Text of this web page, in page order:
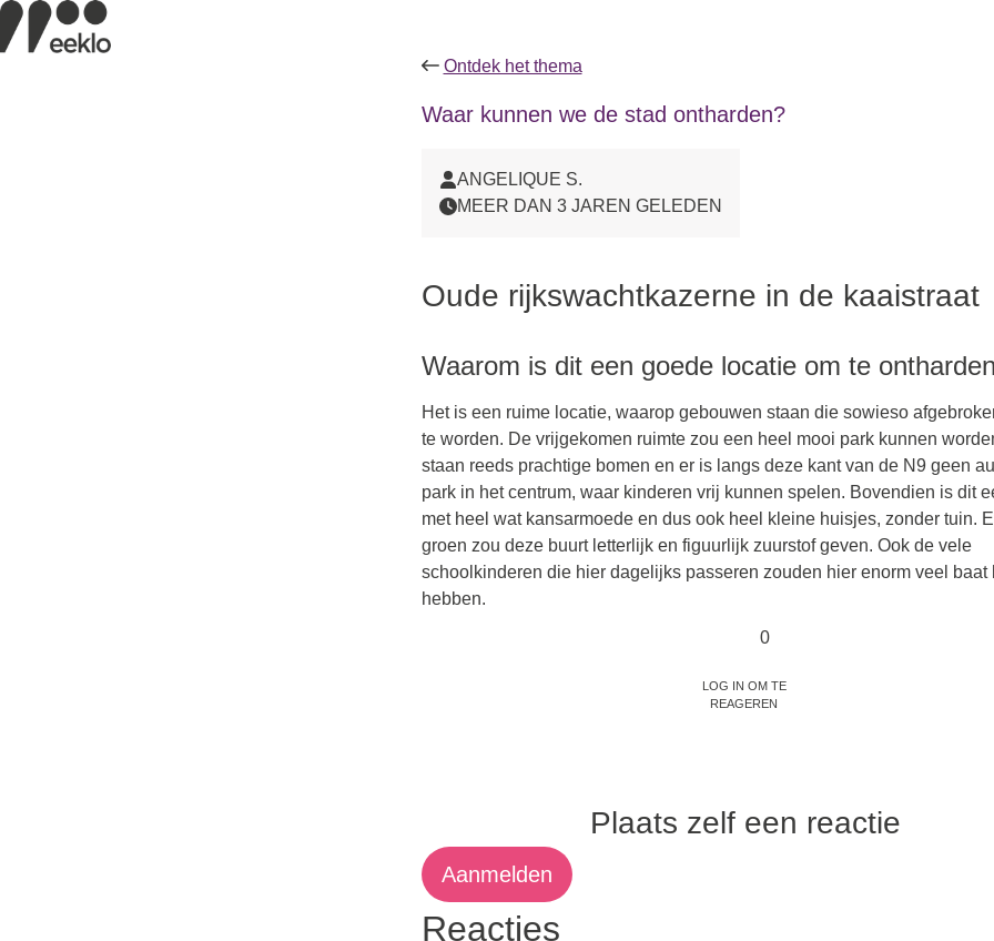
Ontdek het thema
Waar kunnen we de stad ontharden?
ANGELIQUE S.
MEER DAN 3 JAREN GELEDEN
Oude rijkswachtkazerne in de kaaistraat
Waarom is dit een goede locatie om te
Het is een ruime locatie, waarop gebouwen staan die sowieso
te worden. De vrijgekomen ruimte zou een heel mooi park kunnen
staan reeds prachtige bomen en er is langs deze kant van de N9 geen
park in het centrum, waar kinderen vrij kunnen spelen. Bovendien is dit
met heel wat kansarmoede en dus ook heel kleine huisjes, zonder tuin.
groen zou deze buurt letterlijk en figuurlijk zuurstof geven. Ook de vele
schoolkinderen die hier dagelijks passeren zouden hier enorm veel baat
hebben.
0
Log in om te
reageren
Plaats zelf een reactie
Aanmelden
Reacties